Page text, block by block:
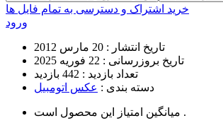
خرید اشتراک و دسترسی به تمام فایل ها
ورود
تاریخ انتشار : 20 مارس 2012
تاریخ بروزرسانی : 22 فوریه 2025
تعداد بازدید : 442 بازدید
دسته بندی : عکس اتومبیل
میانگین امتیاز این محصول است .